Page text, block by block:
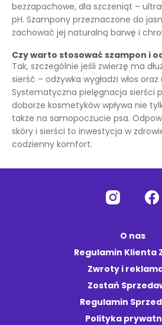
bezzapachowe, dla szczeniąt –
pH. Szampony przeznaczone do
zachować jej naturalną barwę i
Czy warto stosować szampon i
Tak, szczególnie jeśli zwierzę ma
sierść – odżywka wygładzi włos
Systematyczna pielęgnacja sierści
doborze kosmetyków wpływa nie
także na samopoczucie psa.
skóry i sierści to inwestycja w
codzienny komfort.
O nas
Regulamin Klienta
Zwroty i
Zostań
Regulamin
Polityka